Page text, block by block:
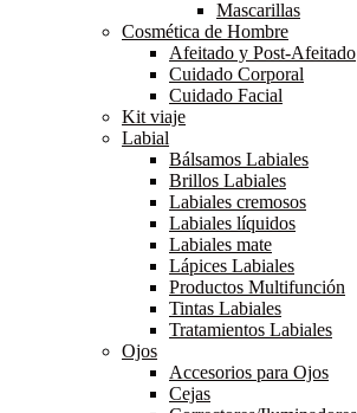
Mascarillas
Cosmética de Hombre
Afeitado y Post-Afeitado
Cuidado Corporal
Cuidado Facial
Kit viaje
Labial
Bálsamos Labiales
Brillos Labiales
Labiales cremosos
Labiales líquidos
Labiales mate
Lápices Labiales
Productos Multifunción
Tintas Labiales
Tratamientos Labiales
Ojos
Accesorios para Ojos
Cejas